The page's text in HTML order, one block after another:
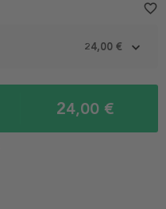
24,00 €
24,00 €
favorite_border